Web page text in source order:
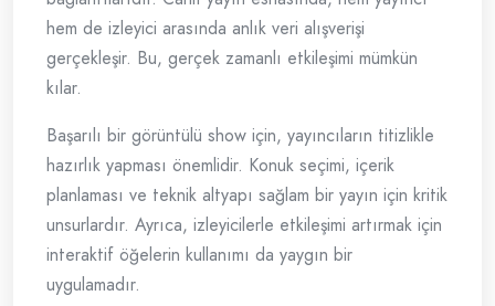
hem de izleyici arasında anlık veri alışverişi
gerçekleşir. Bu, gerçek zamanlı etkileşimi mümkün
kılar.
Başarılı bir görüntülü show için, yayıncıların titizlikle
hazırlık yapması önemlidir. Konuk seçimi, içerik
planlaması ve teknik altyapı sağlam bir yayın için kritik
unsurlardır. Ayrıca, izleyicilerle etkileşimi artırmak için
interaktif öğelerin kullanımı da yaygın bir
uygulamadır.